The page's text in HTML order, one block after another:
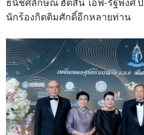
นักร้องกิตติมศักดิ์อีกหลายท่าน